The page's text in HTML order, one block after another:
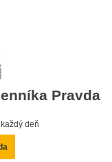
Pravda
deň